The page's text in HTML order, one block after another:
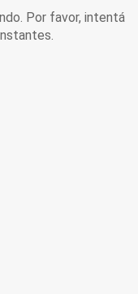
Por favor, intentá